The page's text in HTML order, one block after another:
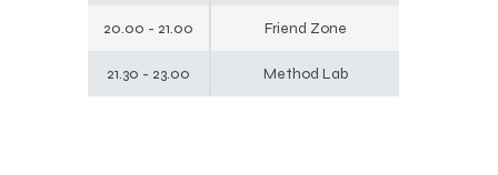
20.00 - 21.00 Friend Zone
21.30 - 23.00 Method Lab